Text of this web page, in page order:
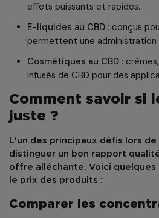
effets puissants et rapides.
E-liquides au CBD : conçus
permettent une
Cosmétiques au CBD :
infusés de CBD pour des
Comment savoir si
juste ?
L'un des principaux défis lors de
distinguer un bon rapport
offre alléchante. Voici quelques
le prix des produits :
Comparer les